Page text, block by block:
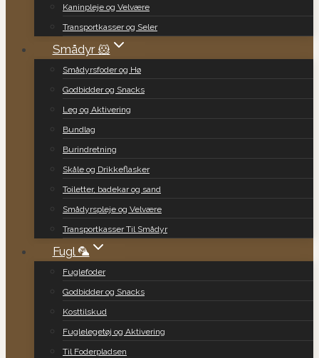
Kaninpleje og Velvære
Transportkasser og Seler
Smådyr 🐹
Smådyrsfoder og Hø
Godbidder og Snacks
Leg og Aktivering
Bundlag
Burindretning
Skåle og Drikkeflasker
Toiletter, badekar og sand
Smådyrspleje og Velvære
Transportkasser Til Smådyr
Fugl 🦜
Fuglefoder
Godbidder og Snacks
Kosttilskud
Fuglelegetøj og Aktivering
Til Foderpladsen